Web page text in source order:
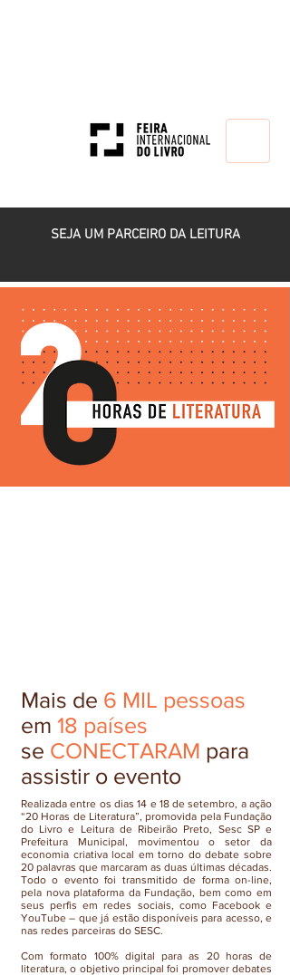
SEJA UM PARCEIRO DA LEITURA
Mais de 6 MIL pessoas
em 18 países
se CONECTARAM para
assistir o evento
Realizada entre os dias 14 e 18 de setembro, a ação
“20 Horas de Literatura”, promovida pela Fundação
do Livro e Leitura de Ribeirão Preto, Sesc SP e
Prefeitura Municipal, movimentou o setor da
economia criativa local em torno do debate sobre
20 palavras que marcaram as duas últimas décadas.
Todo o evento foi transmitido de forma on-line,
pela nova plataforma da Fundação, bem como em
seus perfis em redes sociais, como Facebook e
YouTube – que já estão disponíveis para acesso, e
nas redes parceiras do SESC.
Com formato 100% digital para as 20 horas de
literatura, o objetivo principal foi promover debates